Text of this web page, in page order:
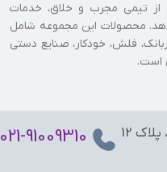
تیمی مجرب و خلاق، خدمات
محصولات این مجموعه شامل
فلش، خودکار، صنایع دستی
است.
12
021-91009310